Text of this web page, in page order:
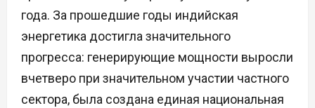
года. За прошедшие годы индийская
энергетика достигла значительного
прогресса: генерирующие мощности выросли
вчетверо при значительном участии частного
сектора, была создана единая национальная